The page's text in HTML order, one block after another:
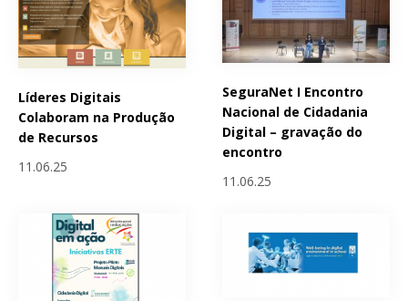
Líderes Digitais
Colaboram na Produção
de Recursos
11.06.25
SeguraNet I Encontro
Nacional de Cidadania
Digital – gravação do
encontro
11.06.25